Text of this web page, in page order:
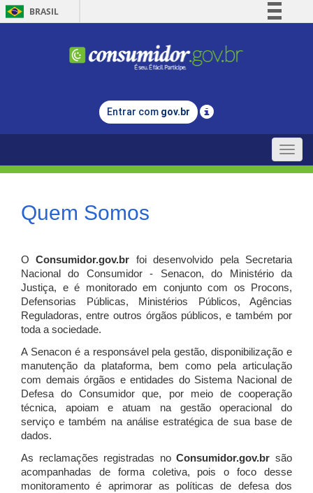
BRASIL
Comunica BR
Legislação
Entrar com gov.br
Toggle
Quem Somos
OConsumidor.gov.br
foi desenvolvido pela Secretaria
Nacional do Consumidor - Senacon, do Ministério da
Justiça, e é monitorado em conjunto com os Procons,
Defensorias Públicas, Ministérios Públicos, Agências
Reguladoras, entre outros órgãos públicos, e também por
toda a sociedade.
A Senacon é a responsável pela gestão, disponibilização e
manutenção da plataforma, bem como pela articulação
com demais órgãos e entidades do Sistema Nacional de
Defesa do Consumidor que, por meio de cooperação
técnica, apoiam e atuam na gestão operacional do
serviço e também na análise estratégica de sua base de
dados.
As reclamações registradas noConsumidor.gov.br são
acompanhadas de forma coletiva, pois o foco desse
monitoramento é aprimorar as políticas de defesa dos